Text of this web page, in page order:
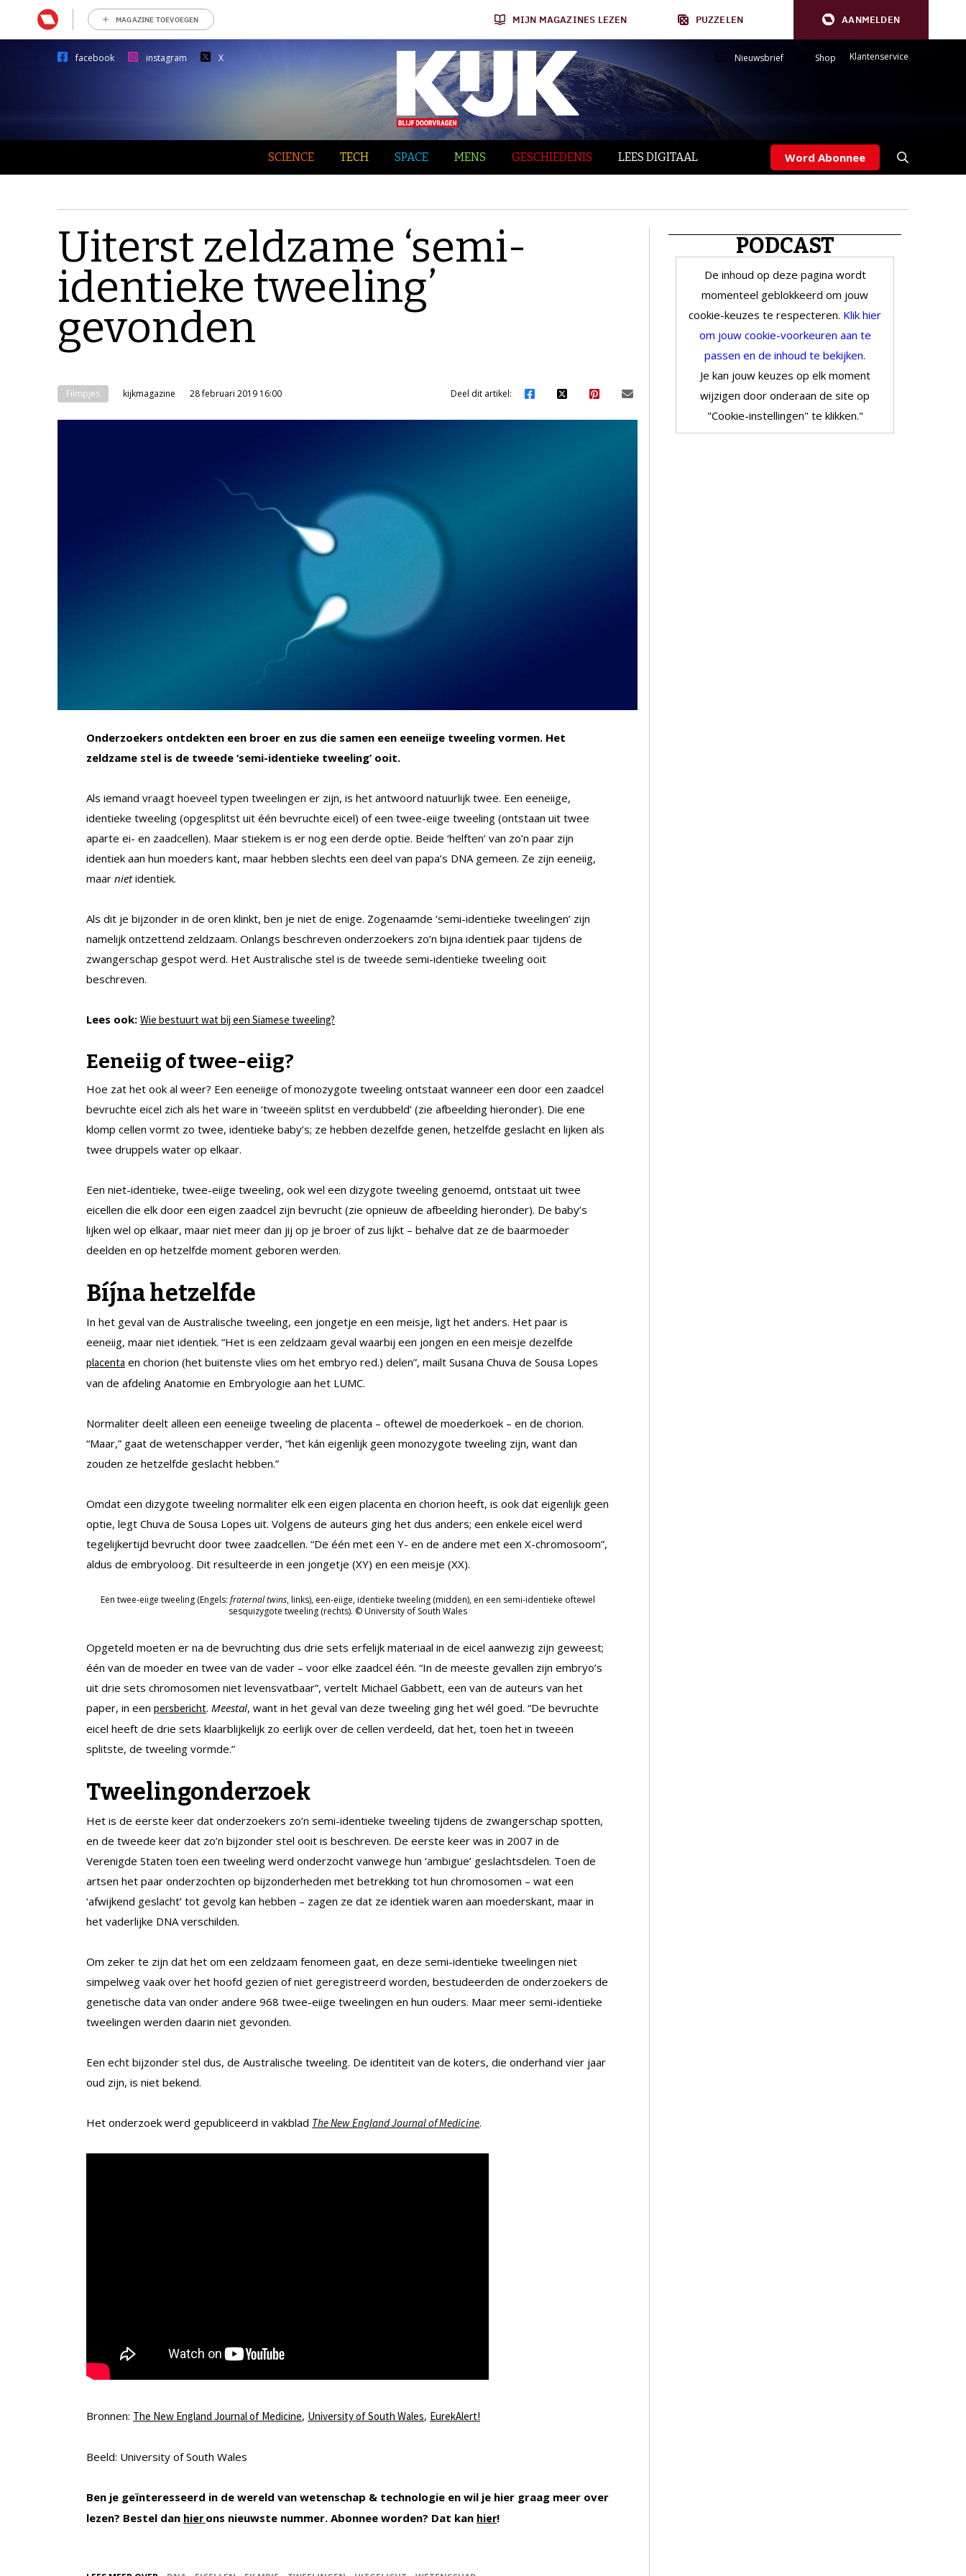
MAGAZINE TOEVOEGEN MIJN MAGAZINES LEZEN PUZZELEN AANMELDEN
facebook instagram X Nieuwsbrief Shop Klantenservice
SCIENCE TECH SPACE MENS GESCHIEDENIS LEES DIGITAAL Word Abonnee
Uiterst zeldzame ‘semi-
identieke tweeling’
gevonden
Filmpjes kijkmagazine 28 februari 2019 16:00 Deel dit artikel:
Onderzoekers ontdekten een broer en zus die samen een eeneiige tweeling vormen. Het
zeldzame stel is de tweede ‘semi-identieke tweeling’ ooit.
Als iemand vraagt hoeveel typen tweelingen er zijn, is het antwoord natuurlijk twee. Een eeneiige,
identieke tweeling (opgesplitst uit één bevruchte eicel) of een twee-eiige tweeling (ontstaan uit twee
aparte ei- en zaadcellen). Maar stiekem is er nog een derde optie. Beide ‘helften’ van zo’n paar zijn
identiek aan hun moeders kant, maar hebben slechts een deel van papa’s DNA gemeen. Ze zijn eeneiig,
maar nietidentiek.
Als dit je bijzonder in de oren klinkt, ben je niet de enige. Zogenaamde ‘semi-identieke tweelingen’ zijn
namelijk ontzettend zeldzaam. Onlangs beschreven onderzoekers zo’n bijna identiek paar tijdens de
zwangerschap gespot werd. Het Australische stel is de tweede semi-identieke tweeling ooit
beschreven.
Lees ook: Wie bestuurt wat bij een Siamese tweeling?
Eeneiig of twee-eiig?
Hoe zat het ook al weer? Een eeneiige of monozygote tweeling ontstaat wanneer een door een zaadcel
bevruchte eicel zich als het ware in ‘tweeën splitst en verdubbeld’ (zie afbeelding hieronder). Die ene
klomp cellen vormt zo twee, identieke baby’s; ze hebben dezelfde genen, hetzelfde geslacht en lijken als
twee druppels water op elkaar.
Een niet-identieke, twee-eiige tweeling, ook wel een dizygote tweeling genoemd, ontstaat uit twee
eicellen die elk door een eigen zaadcel zijn bevrucht (zie opnieuw de afbeelding hieronder). De baby’s
lijken wel op elkaar, maar niet meer dan jij op je broer of zus lijkt – behalve dat ze de baarmoeder
deelden en op hetzelfde moment geboren werden.
Bíjna hetzelfde
In het geval van de Australische tweeling, een jongetje en een meisje, ligt het anders. Het paar is
eeneiig, maar niet identiek. “Het is een zeldzaam geval waarbij een jongen en een meisje dezelfde
placenta en chorion (het buitenste vlies om het embryo red.) delen”, mailt Susana Chuva de Sousa Lopes
van de afdeling Anatomie en Embryologie aan het LUMC.
Normaliter deelt alleen een eeneiige tweeling de placenta – oftewel de moederkoek – en de chorion.
“Maar,” gaat de wetenschapper verder, “het kán eigenlijk geen monozygote tweeling zijn, want dan
zouden ze hetzelfde geslacht hebben.”
Omdat een dizygote tweeling normaliter elk een eigen placenta en chorion heeft, is ook dat eigenlijk geen
optie, legt Chuva de Sousa Lopes uit. Volgens de auteurs ging het dus anders; een enkele eicel werd
tegelijkertijd bevrucht door twee zaadcellen. “De één met een Y- en de andere met een X-chromosoom”,
aldus de embryoloog. Dit resulteerde in een jongetje (XY) en een meisje (XX).
Een twee-eiige tweeling (Engels: fraternal twins, links), een-eiige, identieke tweeling (midden), en een semi-identieke oftewel
sesquizygote tweeling (rechts). © University of South Wales
Opgeteld moeten er na de bevruchting dus drie sets erfelijk materiaal in de eicel aanwezig zijn geweest;
één van de moeder en twee van de vader – voor elke zaadcel één. “In de meeste gevallen zijn embryo’s
uit drie sets chromosomen niet levensvatbaar”, vertelt Michael Gabbett, een van de auteurs van het
paper, in een persbericht. Meestal, want in het geval van deze tweeling ging het wél goed. “De bevruchte
eicel heeft de drie sets klaarblijkelijk zo eerlijk over de cellen verdeeld, dat het, toen het in tweeën
splitste, de tweeling vormde.”
Tweelingonderzoek
Het is de eerste keer dat onderzoekers zo’n semi-identieke tweeling tijdens de zwangerschap spotten,
en de tweede keer dat zo’n bijzonder stel ooit is beschreven. De eerste keer was in 2007 in de
Verenigde Staten toen een tweeling werd onderzocht vanwege hun ‘ambigue’ geslachtsdelen. Toen de
artsen het paar onderzochten op bijzonderheden met betrekking tot hun chromosomen – wat een
‘afwijkend geslacht’ tot gevolg kan hebben – zagen ze dat ze identiek waren aan moederskant, maar in
het vaderlijke DNA verschilden.
Om zeker te zijn dat het om een zeldzaam fenomeen gaat, en deze semi-identieke tweelingen niet
simpelweg vaak over het hoofd gezien of niet geregistreerd worden, bestudeerden de onderzoekers de
genetische data van onder andere 968 twee-eiige tweelingen en hun ouders. Maar meer semi-identieke
tweelingen werden daarin niet gevonden.
Een echt bijzonder stel dus, de Australische tweeling. De identiteit van de koters, die onderhand vier jaar
oud zijn, is niet bekend.
Het onderzoek werd gepubliceerd in vakblad The New England Journal of Medicine.
Bronnen: The New England Journal of Medicine, University of South Wales, EurekAlert!
Beeld: University of South Wales
Ben je geïnteresseerd in de wereld van wetenschap & technologie en wil je hier graag meer over
lezen? Bestel dan hier ons nieuwste nummer. Abonnee worden? Dat kan hier!
PODCAST
De inhoud op deze pagina wordt
momenteel geblokkeerd om jouw
cookie-keuzes te respecteren. Klik hier
om jouw cookie-voorkeuren aan te
passen en de inhoud te bekijken.
Je kan jouw keuzes op elk moment
wijzigen door onderaan de site op
"Cookie-instellingen" te klikken."